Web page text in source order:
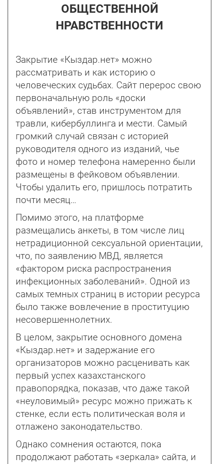
ОБЩЕСТВЕННОЙ
НРАВСТВЕННОСТИ
Закрытие «Кыздар.нет» можно
рассматривать и как историю о
человеческих судьбах. Сайт перерос свою
первоначальную роль «доски
объявлений», став инструментом для
травли, кибербуллинга и мести. Самый
громкий случай связан с историей
руководителя одного из изданий, чье
фото и номер телефона намеренно были
размещены в фейковом объявлении.
Чтобы удалить его, пришлось потратить
почти месяц…
Помимо этого, на платформе
размещались анкеты, в том числе лиц
нетрадиционной сексуальной ориентации,
что, по заявлению МВД, является
«фактором риска распространения
инфекционных заболеваний». Одной из
самых темных страниц в истории ресурса
было также вовлечение в проституцию
несовершеннолетних.
В целом, закрытие основного домена
«Кыздар.нет» и задержание его
организаторов можно расценивать как
первый успех казахстанского
правопорядка, показав, что даже такой
«неуловимый» ресурс можно прижать к
стенке, если есть политическая воля и
отлажено законодательство.
Однако сомнения остаются, пока
продолжают работать «зеркала» сайта, и